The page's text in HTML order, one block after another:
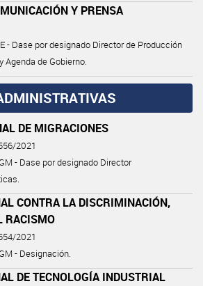
Y PRENSA
- Dase por designado Director de Producción
de Gobierno.
DE MIGRACIONES
2021
- Dase por designado Director
CONTRA LA DISCRIMINACIÓN,
RACISMO
2021
- Designación.
DE TECNOLOGÍA INDUSTRIAL